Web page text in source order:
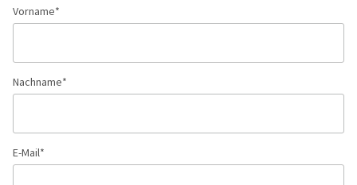
Vorname*
Nachname*
E-Mail*